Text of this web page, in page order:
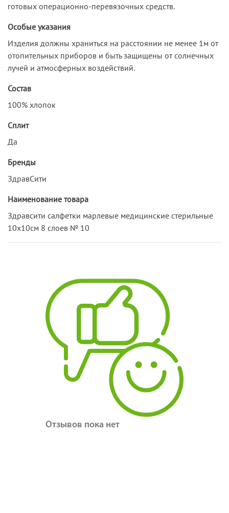
готовых операционно-перевязочных средств.
Особые указания
Изделия должны храниться на расстоянии не менее 1м от
отопительных приборов и быть защищены от солнечных
лучей и атмосферных воздействий.
Состав
100% хлопок
Сплит
Да
Бренды
ЗдравСити
Наименование товара
Здравсити салфетки марлевые медицинские стерильные
10х10см 8 слоев № 10
Отзывов пока нет